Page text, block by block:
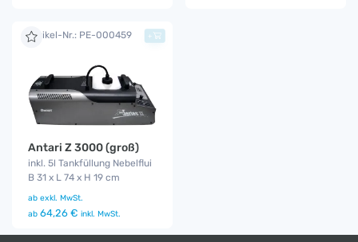
Artikel-Nr.: PE-000459
Antari Z 3000 (groß)
inkl. 5l Tankfüllung Nebelflui
B 31 x L 74 x H 19 cm
ab exkl. MwSt.
ab 64,26 € inkl. MwSt.
+